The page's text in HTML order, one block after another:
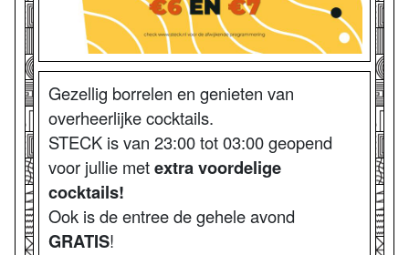
Gezellig borrelen en genieten van
overheerlijke cocktails.
STECK is van 23:00 tot 03:00 geopend
voor jullie metextra voordelige
cocktails!
Ook is de entree de gehele avond
GRATIS!